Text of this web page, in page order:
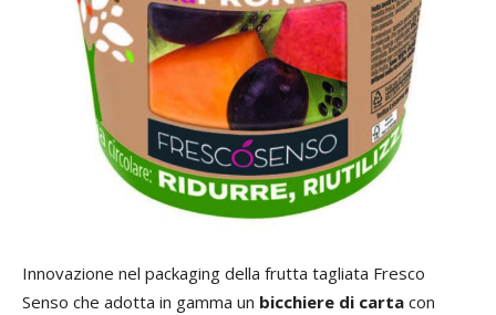
Innovazione nel packaging della frutta tagliata Fresco
Senso che adotta in gamma un bicchiere di carta con